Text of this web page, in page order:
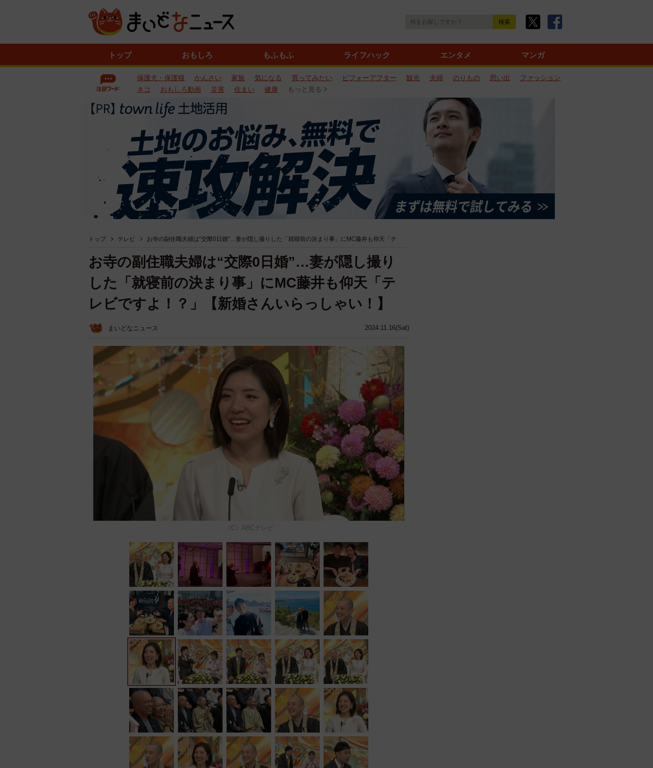
トップ おもしろ もふもふ ライフハック エンタメ マンガ
保護犬・保護猫 かんさい 家族 気になる 買ってみたい ビフォーアフター 観光 夫婦 のりもの 思い出
ファッション
ネコ
おもしろ動画 災害 住まい 健康 もっと見る
トップ テレビ お寺の副住職夫婦は“交際0日婚”…妻が隠し撮りした「就寝前の決まり事」にMC藤井も仰天「テ
2024.11.16(Sat)
お寺の副住職夫婦は“交際0日婚”…妻が隠し撮り
した「就寝前の決まり事」にMC藤井も仰天「テ
レビですよ！？」【新婚さんいらっしゃい！】
まいどなニュース
（C）ABCテレビ